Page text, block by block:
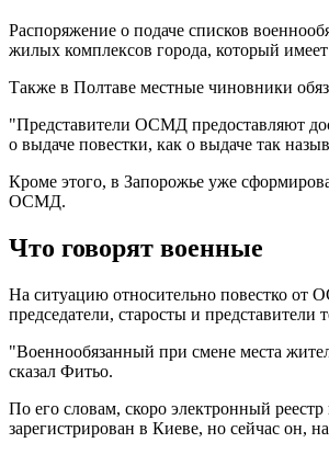
Распоряжение о подаче списков
жилых комплексов города, который
Также в Полтаве местные чиновники
"Представители ОСМД предоставляют
о выдаче повестки, как о выдаче так
Кроме этого, в Запорожье уже
ОСМД.
Что говорят военные
На ситуацию относительно повестко от
председатели, старосты и
"Военнообязанный при смене места
сказал Фитьо.
По его словам, скоро электронный
зарегистрирован в Киеве, но сейчас он,